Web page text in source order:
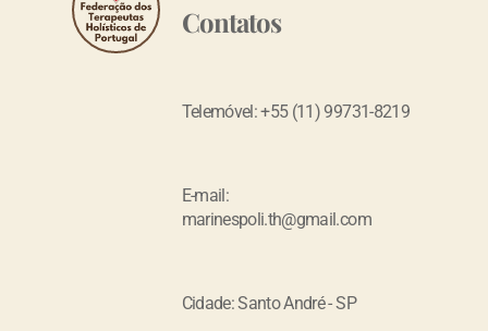
Contatos
Telemóvel: +55 (11) 99731-8219
E-mail:
marinespoli.th@gmail.com
Cidade: Santo André - SP